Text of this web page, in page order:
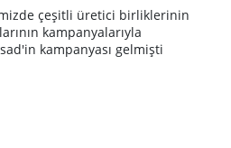
çeşitli üretici birliklerinin
kampanyalarıyla
kampanyası gelmişti